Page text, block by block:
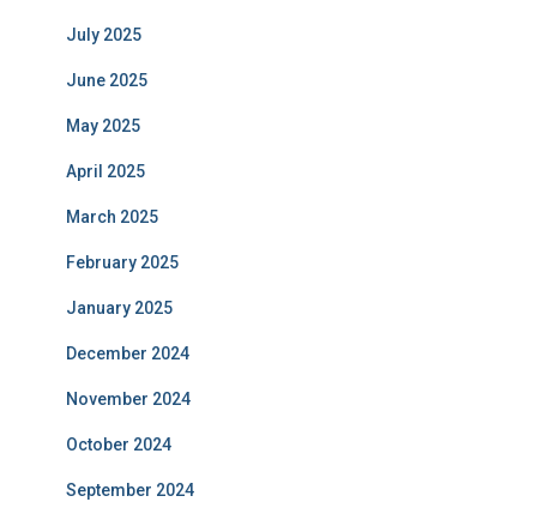
July 2025
June 2025
May 2025
April 2025
March 2025
February 2025
January 2025
December 2024
November 2024
October 2024
September 2024